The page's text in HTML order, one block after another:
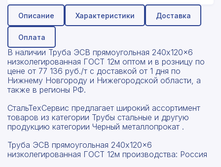
Описание Характеристики Доставка
Оплата
В наличии Труба ЭСВ прямоугольная 240x120x6
низколегированная ГОСТ 12м оптом и в розницу по
цене от 77 136 руб./т с доставкой от 1 дня по
Нижнему Новгороду и Нижегородской области, а
также в регионы РФ.
СтальТехСервис предлагает широкий ассортимент
товаров из категории Трубы стальные и другую
продукцию категории Черный металлопрокат .
Труба ЭСВ прямоугольная 240x120x6
низколегированная ГОСТ 12м производства: Россия